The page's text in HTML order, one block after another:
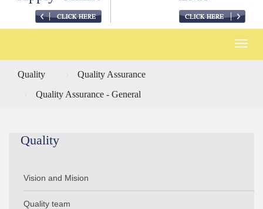
Toggle
Quality
Quality Assurance
Quality Assurance - General
Quality
Vision and Mision
KG
Quality team